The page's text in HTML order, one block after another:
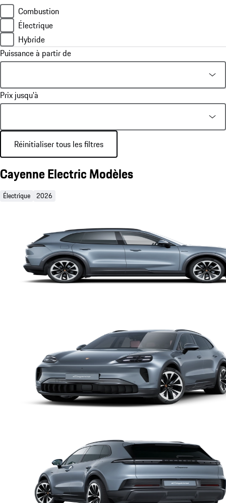
Combustion
Électrique
Hybride
Puissance à partir de
Prix jusqu'à
Réinitialiser tous les filtres
Cayenne Electric Modèles
Électrique 2026